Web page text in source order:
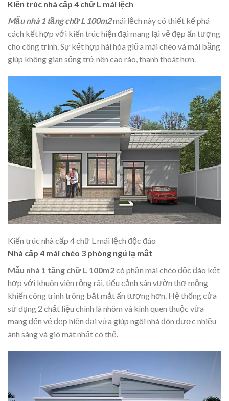
Kiến trúc nhà cấp 4 chữ L mái lệch
Mẫu nhà 1 tầng chữ L 100m2mái lệch này có thiết kế phá
cách kết hợp với kiến trúc hiện đại mang lại vẻ đẹp ấn tượng
cho công trình. Sự kết hợp hài hòa giữa mái chéo và mái bằng
giúp không gian sống trở nên cao ráo, thanh thoát hơn.
Kiến trúc nhà cấp 4 chữ L mái lệch độc đáo
Nhà cấp 4 mái chéo 3 phòng ngủ lạ mắt
Mẫu nhà 1 tầng chữ L 100m2có phần mái chéo độc đáo kết
hợp với khuôn viên rộng rãi, tiểu cảnh sân vườn thơ mộng
khiến công trình trông bắt mắt ấn tượng hơn. Hệ thống cửa
sử dụng 2 chất liệu chính là nhôm và kính quen thuộc vừa
mang đến vẻ đẹp hiện đại vừa giúp ngôi nhà đón được nhiều
ánh sáng và gió mát nhất có thể.